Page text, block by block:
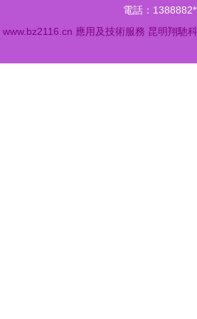
電話：
www.bz2116.cn 應用及技術服務 昆明翔馳